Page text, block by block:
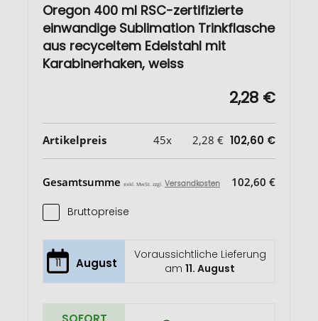
Oregon 400 ml RSC-zertifizierte
einwandige Sublimation Trinkflasche
aus recyceltem Edelstahl mit
Karabinerhaken, weiss
2,28 €
Artikelpreis 45x 2,28 € 102,60 €
Gesamtsumme exkl. MwSt. zzgl. Versandkosten 102,60 €
Bruttopreise
11 August
Voraussichtliche Lieferung
am11. August